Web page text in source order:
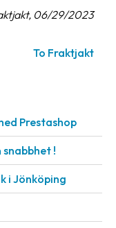
06/29/2023
To Fraktjakt
Prestashop
!
i Jönköping